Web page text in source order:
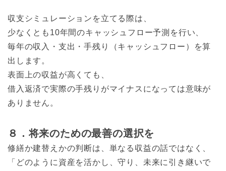
収支シミュレーションを立てる際は、
少なくとも10年間のキャッシュフロー予測を行い、
毎年の収入・支出・手残り（キャッシュフロー）を算
出します。
表面上の収益が高くても、
借入返済で実際の手残りがマイナスになっては意味が
ありません。
８．将来のための最善の選択を
修繕か建替えかの判断は、単なる収益の話ではなく、
「どのように資産を活かし、守り、未来に引き継いで